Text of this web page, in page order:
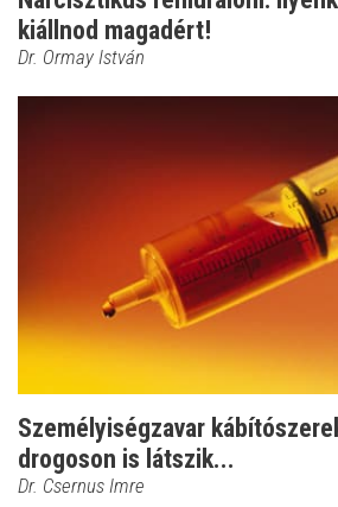
kiállnod magadért!
Dr. Ormay István
Személyiségzavar
drogoson is látszik...
Dr. Csernus Imre